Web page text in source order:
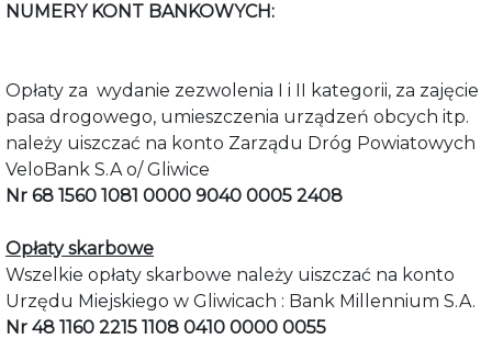
ZADANIA DOFINANSOWANE ZE
WZORY DOKUMENTÓW
ZIMOWE UTRZYMANIE DRÓG
ZAMÓWIENIA PUBLICZNE
ZAMÓWIENIA USTAWOWE
ZAMÓWIENIA DO 170.000
SIEĆ DRÓG
MAPA DRÓG
NABÓR
NABÓR
KONTAKT
NUMERY KONT BANKOWYCH:
Opłaty za wydanie zezwolenia I i II kategorii, za zajęcie
pasa drogowego, umieszczenia urządzeń obcych itp.
należy uiszczać na konto Zarządu Dróg Powiatowych
VeloBank S.A o/ Gliwice
Nr 68 1560 1081 0000 9040 0005 2408
Opłaty skarbowe
Wszelkie opłaty skarbowe należy uiszczać na konto
Urzędu Miejskiego w Gliwicach : Bank Millennium S.A.
Nr 48 1160 2215 1108 0410 0000 0055